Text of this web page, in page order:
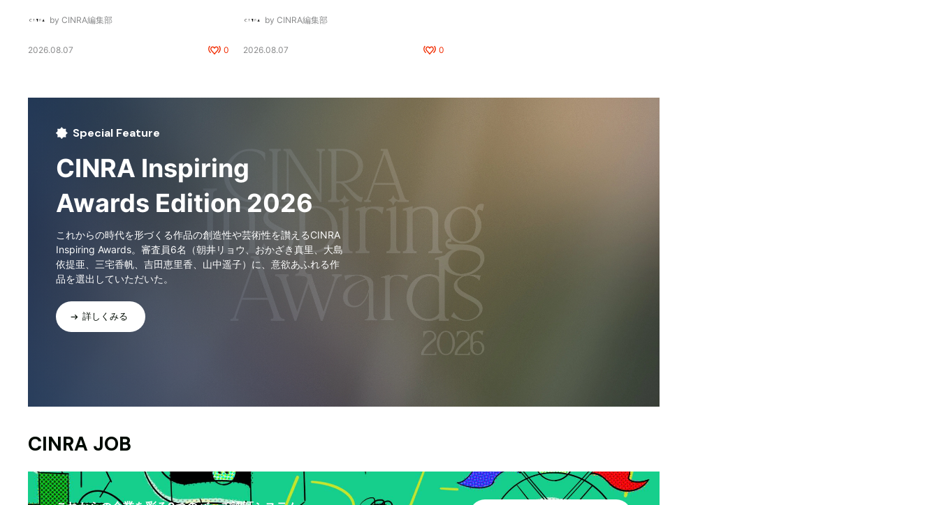
by CINRA編集部
2026.08.07 0
by CINRA編集部
2026.08.07 0
Special Feature
CINRA Inspiring
Awards Edition 2026
これからの時代を形づくる作品の創造性や芸術性を讃えるCINRA
Inspiring Awards。審査員6名（朝井リョウ、おかざき真里、大島
依提亜、三宅香帆、吉田恵里香、山中遥子）に、意欲あふれる作
品を選出していただいた。
詳しくみる
CINRA JOB